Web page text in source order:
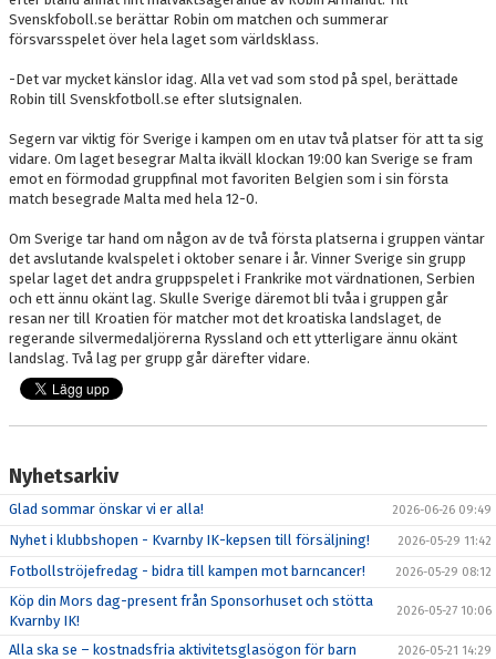
Svenskfoboll.se berättar Robin om matchen och summerar
försvarsspelet över hela laget som världsklass.
-Det var mycket känslor idag. Alla vet vad som stod på spel, berättade
Robin till Svenskfotboll.se efter slutsignalen.
Segern var viktig för Sverige i kampen om en utav två platser för att ta sig
vidare. Om laget besegrar Malta ikväll klockan 19:00 kan Sverige se fram
emot en förmodad gruppfinal mot favoriten Belgien som i sin första
match besegrade Malta med hela 12-0.
Om Sverige tar hand om någon av de två första platserna i gruppen väntar
det avslutande kvalspelet i oktober senare i år. Vinner Sverige sin grupp
spelar laget det andra gruppspelet i Frankrike mot värdnationen, Serbien
och ett ännu okänt lag. Skulle Sverige däremot bli tvåa i gruppen går
resan ner till Kroatien för matcher mot det kroatiska landslaget, de
regerande silvermedaljörerna Ryssland och ett ytterligare ännu okänt
landslag. Två lag per grupp går därefter vidare.
Nyhetsarkiv
Glad sommar önskar vi er alla! 2026-06-26 09:49
Nyhet i klubbshopen - Kvarnby IK-kepsen till försäljning! 2026-05-29 11:42
Fotbollströjefredag - bidra till kampen mot barncancer! 2026-05-29 08:12
Köp din Mors dag-present från Sponsorhuset och stötta
Kvarnby IK!
2026-05-27 10:06
Alla ska se – kostnadsfria aktivitetsglasögon för barn 2026-05-21 14:29